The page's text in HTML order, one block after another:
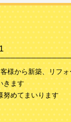
様から新築、リフ
きます
努めてまいります